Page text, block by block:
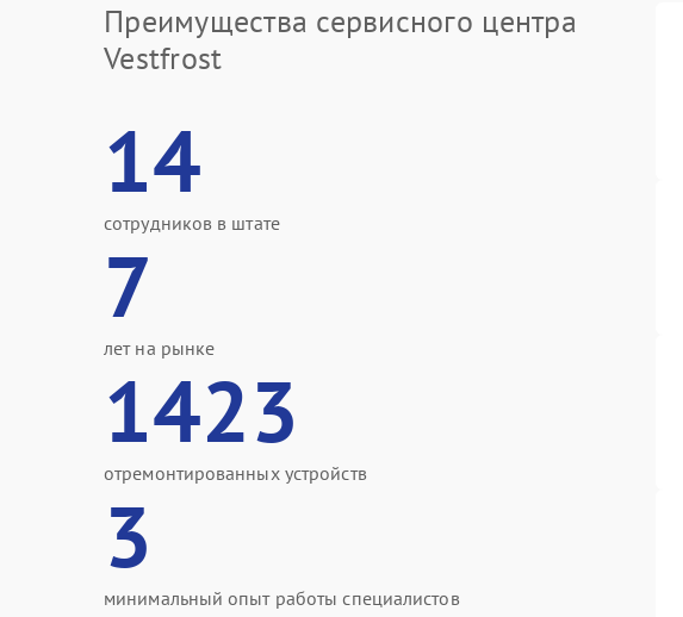
Преимущества сервисного центра
Vestfrost
14
сотрудников в штате
7
лет на рынке
1423
отремонтированных устройств
3
минимальный опыт работы специалистов